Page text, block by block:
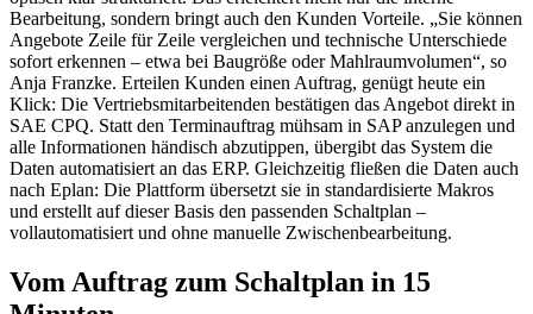
Bearbeitung, sondern bringt auch den Kunden Vorteile. „Sie können
Angebote Zeile für Zeile vergleichen und technische Unterschiede
sofort erkennen – etwa bei Baugröße oder Mahlraumvolumen“, so
Anja Franzke. Erteilen Kunden einen Auftrag, genügt heute ein
Klick: Die Vertriebsmitarbeitenden bestätigen das Angebot direkt in
SAE CPQ. Statt den Terminauftrag mühsam in SAP anzulegen und
alle Informationen händisch abzutippen, übergibt das System die
Daten automatisiert an das ERP. Gleichzeitig fließen die Daten auch
nach Eplan: Die Plattform übersetzt sie in standardisierte Makros
und erstellt auf dieser Basis den passenden Schaltplan –
vollautomatisiert und ohne manuelle Zwischenbearbeitung.
Vom Auftrag zum Schaltplan in 15